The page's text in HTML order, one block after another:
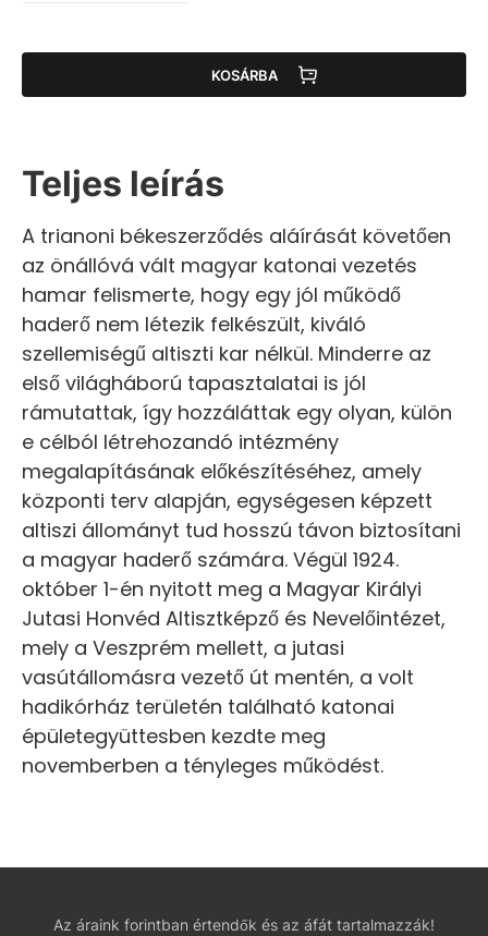
KOSÁRBA
Teljes leírás
A trianoni békeszerződés aláírását követően
az önállóvá vált magyar katonai vezetés
hamar felismerte, hogy egy jól működő
haderő nem létezik felkészült, kiváló
szellemiségű altiszti kar nélkül. Minderre az
első világháború tapasztalatai is jól
rámutattak, így hozzáláttak egy olyan, külön
e célból létrehozandó intézmény
megalapításának előkészítéséhez, amely
központi terv alapján, egységesen képzett
altiszi állományt tud hosszú távon biztosítani
a magyar haderő számára. Végül 1924.
október 1-én nyitott meg a Magyar Királyi
Jutasi Honvéd Altisztképző és Nevelőintézet,
mely a Veszprém mellett, a jutasi
vasútállomásra vezető út mentén, a volt
hadikórház területén található katonai
épületegyüttesben kezdte meg
novemberben a tényleges működést.
Az áraink forintban értendők és az áfát tartalmazzák!